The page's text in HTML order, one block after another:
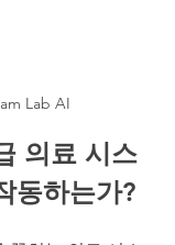
Lab AI
의료 시스
동하는가?